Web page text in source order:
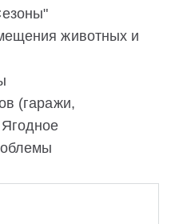
животных и
(гаражи,